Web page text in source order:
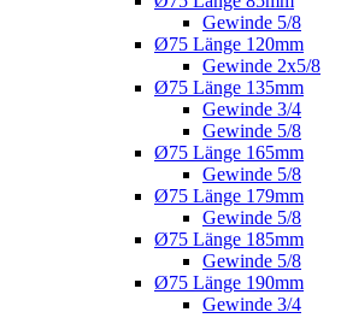
Gewinde 5/8
Ø75 Länge 120mm
Gewinde 2x5/8
Ø75 Länge 135mm
Gewinde 3/4
Gewinde 5/8
Ø75 Länge 165mm
Gewinde 5/8
Ø75 Länge 179mm
Gewinde 5/8
Ø75 Länge 185mm
Gewinde 5/8
Ø75 Länge 190mm
Gewinde 3/4